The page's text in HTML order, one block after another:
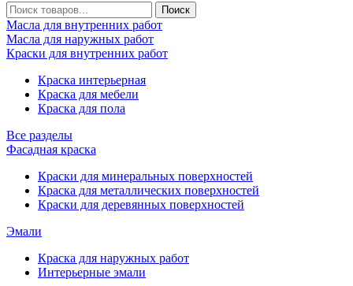
Масла для внутренних работ
Масла для наружных работ
Краски для внутренних работ
Краска интерьерная
Краска для мебели
Краска для пола
Все разделы
Фасадная краска
Краски для минеральных поверхностей
Краска для металлических поверхностей
Краски для деревянных поверхностей
Эмали
Краска для наружных работ
Интерьерные эмали